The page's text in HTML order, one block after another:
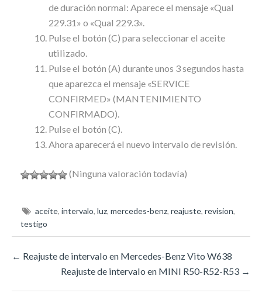
de duración normal: Aparece el mensaje «Qual
229.31» o «Qual 229.3».
Pulse el botón (C) para seleccionar el aceite
utilizado.
Pulse el botón (A) durante unos 3 segundos hasta
que aparezca el mensaje «SERVICE
CONFIRMED» (MANTENIMIENTO
CONFIRMADO).
Pulse el botón (C).
Ahora aparecerá el nuevo intervalo de revisión.
(Ninguna valoración todavía)
aceite, intervalo, luz, mercedes-benz, reajuste, revision,
testigo
← Reajuste de intervalo en Mercedes-Benz Vito W638
Reajuste de intervalo en MINI R50-R52-R53 →